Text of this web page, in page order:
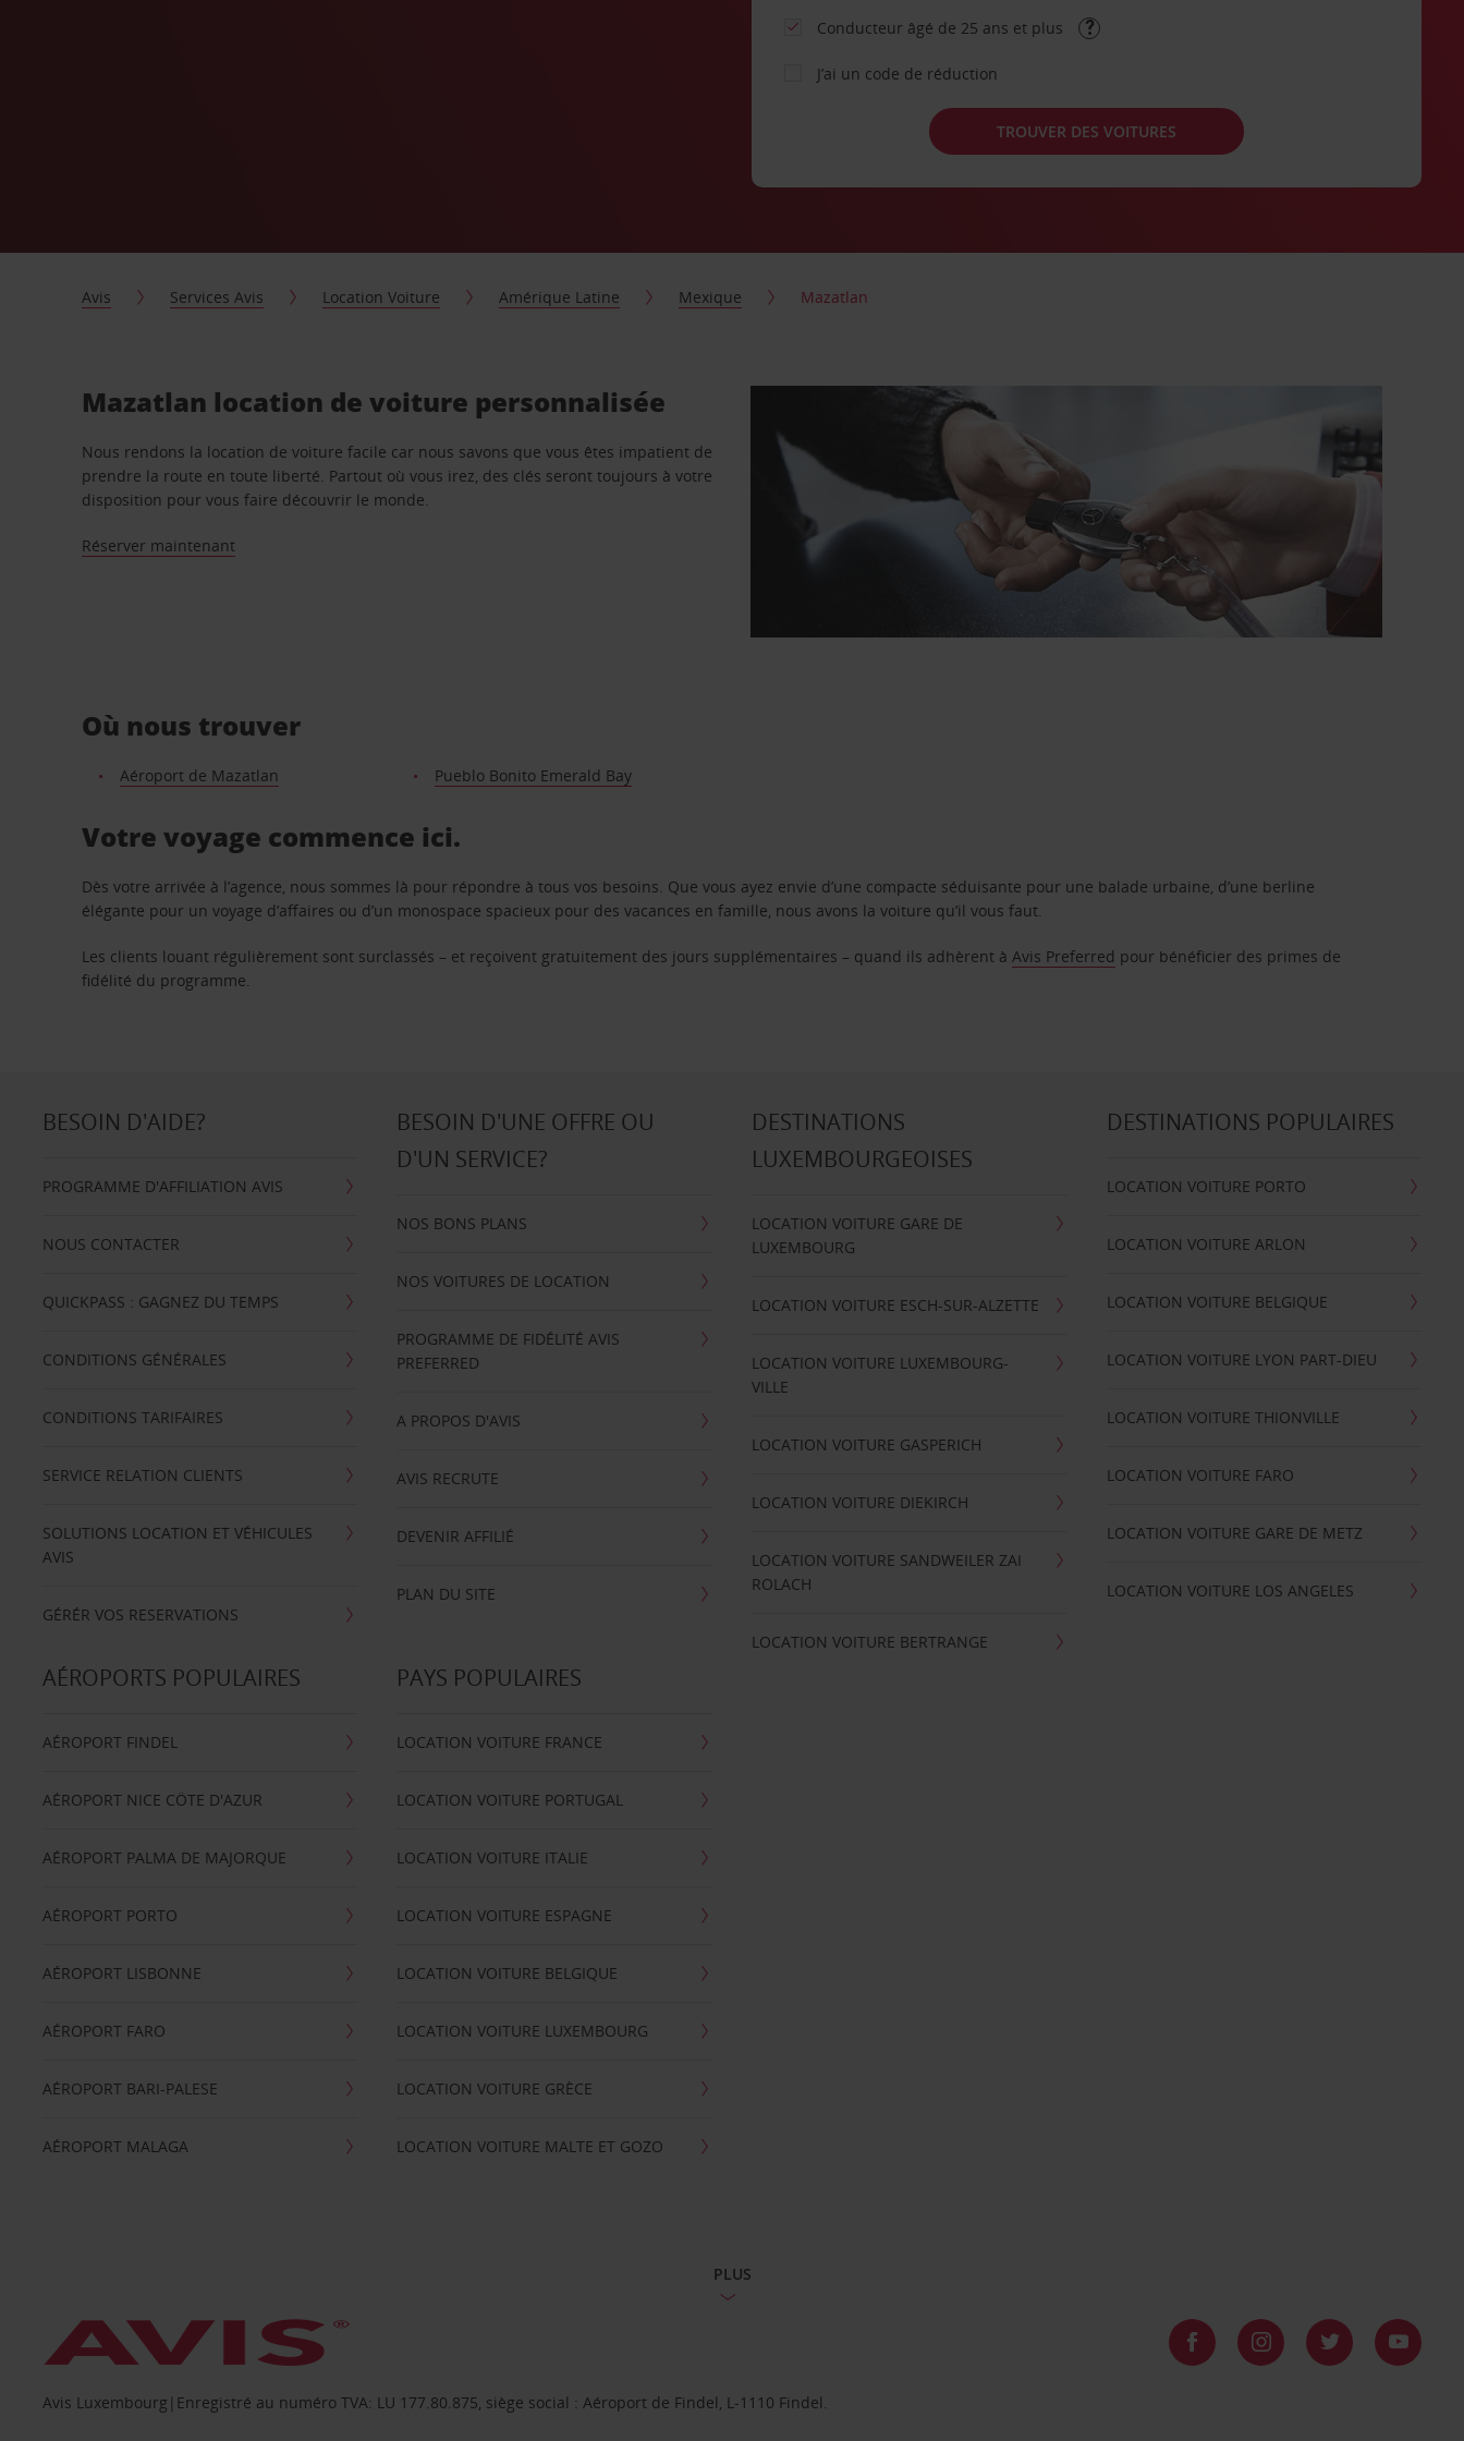
Conducteur âgé de 25 ans et plus
J’ai un code de réduction
TROUVER DES VOITURES
Avis Services Avis Location Voiture Amérique Latine Mexique Mazatlan
Mazatlan location de voiture personnalisée
Nous rendons la location de voiture facile car nous savons que vous êtes impatient de
prendre la route en toute liberté. Partout où vous irez, des clés seront toujours à votre
disposition pour vous faire découvrir le monde.
Réserver maintenant
Où nous trouver
Aéroport de Mazatlan Pueblo Bonito Emerald Bay
Votre voyage commence ici.
Dès votre arrivée à l’agence, nous sommes là pour répondre à tous vos besoins. Que vous ayez envie d’une compacte séduisante pour une balade urbaine, d’une berline
élégante pour un voyage d’affaires ou d’un monospace spacieux pour des vacances en famille, nous avons la voiture qu’il vous faut.
Les clients louant régulièrement sont surclassés – et reçoivent gratuitement des jours supplémentaires – quand ils adhèrent àAvis Preferred pour bénéficier des primes de
fidélité du programme.
BESOIN D'AIDE?
PROGRAMME D'AFFILIATION AVIS
NOUS CONTACTER
QUICKPASS : GAGNEZ DU TEMPS
CONDITIONS GÉNÉRALES
CONDITIONS TARIFAIRES
SERVICE RELATION CLIENTS
SOLUTIONS LOCATION ET VÉHICULES
AVIS
GÉRÉR VOS RESERVATIONS
BESOIN D'UNE OFFRE OU
D'UN SERVICE?
NOS BONS PLANS
NOS VOITURES DE LOCATION
PROGRAMME DE FIDÉLITÉ AVIS
PREFERRED
A PROPOS D'AVIS
AVIS RECRUTE
DEVENIR AFFILIÉ
PLAN DU SITE
DESTINATIONS
LUXEMBOURGEOISES
LOCATION VOITURE GARE DE
LUXEMBOURG
LOCATION VOITURE ESCH-SUR-ALZETTE
LOCATION VOITURE LUXEMBOURG-
VILLE
LOCATION VOITURE GASPERICH
LOCATION VOITURE DIEKIRCH
LOCATION VOITURE SANDWEILER ZAI
ROLACH
LOCATION VOITURE BERTRANGE
DESTINATIONS POPULAIRES
LOCATION VOITURE PORTO
LOCATION VOITURE ARLON
LOCATION VOITURE BELGIQUE
LOCATION VOITURE LYON PART-DIEU
LOCATION VOITURE THIONVILLE
LOCATION VOITURE FARO
LOCATION VOITURE GARE DE METZ
LOCATION VOITURE LOS ANGELES
AÉROPORTS POPULAIRES
AÉROPORT FINDEL
AÉROPORT NICE CÖTE D'AZUR
AÉROPORT PALMA DE MAJORQUE
AÉROPORT PORTO
AÉROPORT LISBONNE
AÉROPORT FARO
AÉROPORT BARI-PALESE
AÉROPORT MALAGA
PAYS POPULAIRES
LOCATION VOITURE FRANCE
LOCATION VOITURE PORTUGAL
LOCATION VOITURE ITALIE
LOCATION VOITURE ESPAGNE
LOCATION VOITURE BELGIQUE
LOCATION VOITURE LUXEMBOURG
LOCATION VOITURE GRÈCE
LOCATION VOITURE MALTE ET GOZO
PLUS
Avis Luxembourg|Enregistré au numéro TVA: LU 177.80.875, siège social : Aéroport de Findel, L-1110 Findel.